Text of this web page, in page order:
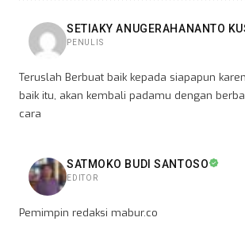
SETIAKY ANUGERAHANANTO
PENULIS
Teruslah Berbuat baik kepada siapapun
baik itu, akan kembali padamu dengan
cara
SATMOKO BUDI SANTOSO
EDITOR
Pemimpin redaksi mabur.co